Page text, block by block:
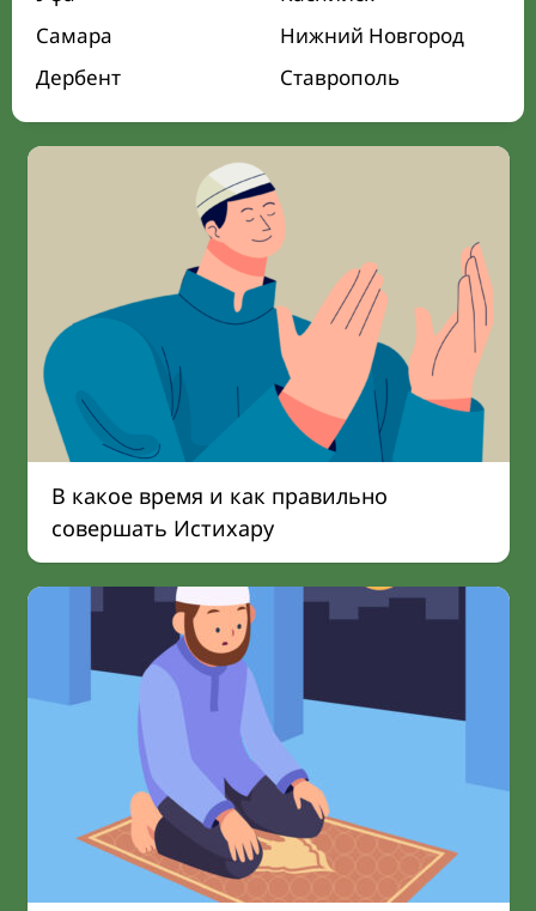
Самара
Нижний Новгород
Дербент
Ставрополь
В какое время и как правильно
совершать Истихару